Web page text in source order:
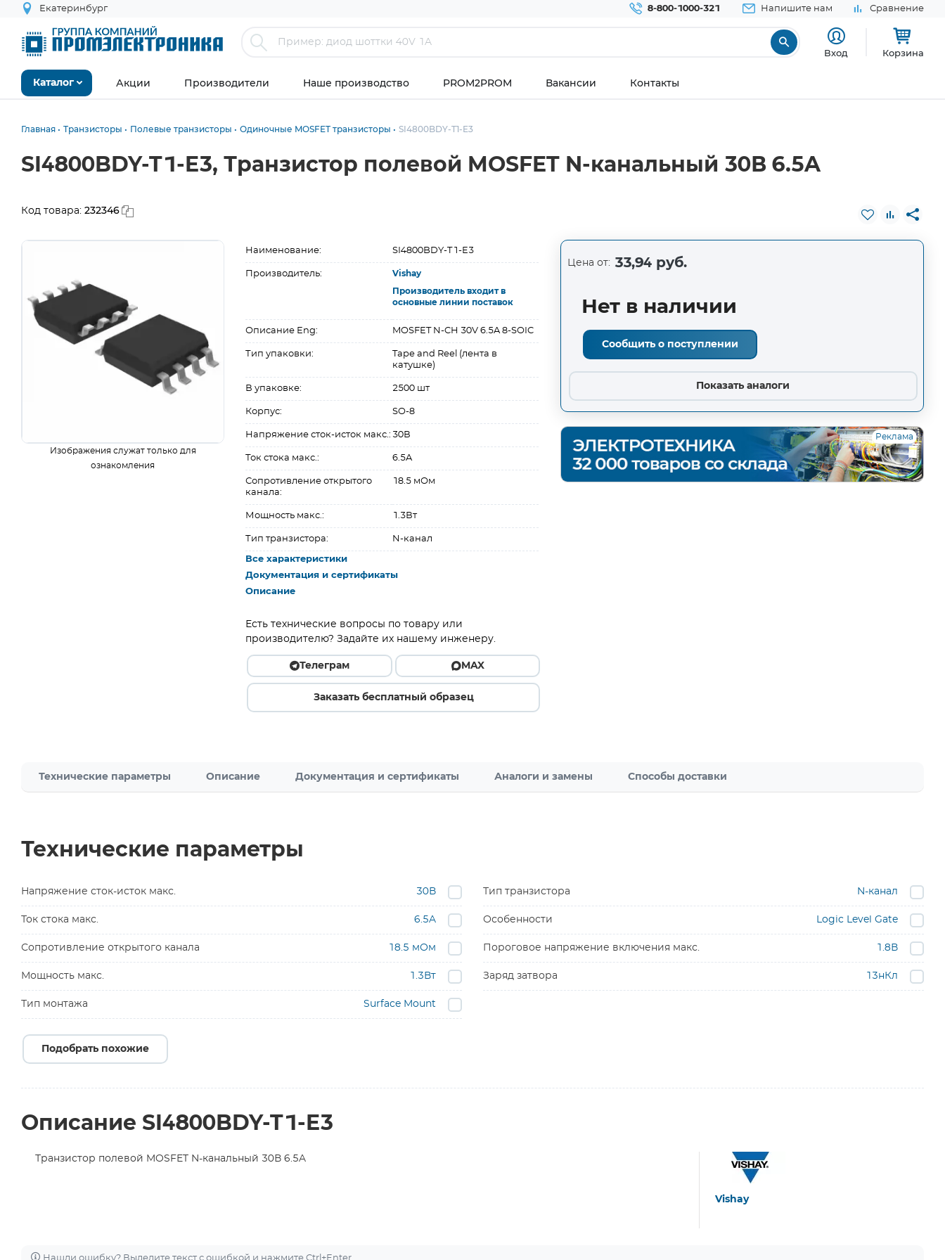
Екатеринбург 8-800-1000-321 Напишите нам Сравнение
Вход Корзина
Каталог Акции Производители Наше производство PROM2PROM Вакансии Контакты
Главная Транзисторы Полевые транзисторы Одиночные MOSFET транзисторы SI4800BDY-T1-E3
SI4800BDY-T1-E3, Транзистор полевой MOSFET N-канальный 30В 6.5A
Код товара: 232346
Изображения служат только для
ознакомления
Наименование: SI4800BDY-T1-E3
Производитель: Vishay
Производитель входит в
основные линии поставок
Описание Eng: MOSFET N-CH 30V 6.5A 8-SOIC
Тип упаковки:
Tape and Reel (лента в
катушке)
В упаковке: 2500 шт
Корпус: SO-8
Напряжение сток-исток макс.: 30В
Ток стока макс.: 6.5A
Сопротивление открытого
канала:
18.5 мОм
Мощность макс.: 1.3Вт
Тип транзистора: N-канал
Все характеристики
Документация и сертификаты
Описание
Есть технические вопросы по товару или
производителю? Задайте их нашему инженеру.
Телеграм MAX
Заказать бесплатный образец
Цена от: 33,94 руб.
Нет в наличии
Сообщить о поступлении
Показать аналоги
Реклама
Технические параметры Описание Документация и сертификаты Аналоги и замены Способы доставки
Технические параметры
Напряжение сток-исток макс. 30В
Ток стока макс. 6.5A
Сопротивление открытого канала 18.5 мОм
Мощность макс. 1.3Вт
Тип транзистора N-канал
Особенности Logic Level Gate
Пороговое напряжение включения макс. 1.8В
Заряд затвора 13нКл
Тип монтажа Surface Mount
Подобрать похожие
Описание SI4800BDY-T1-E3
Транзистор полевой MOSFET N-канальный 30В 6.5A
Vishay